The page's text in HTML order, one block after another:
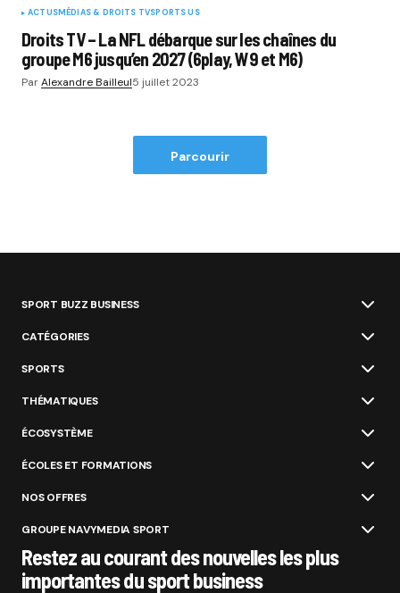
ACTUSMÉDIAS & DROITS TVSPORTS US
Droits TV – La NFL débarque sur les chaînes du
groupe M6 jusqu’en 2027 (6play, W9 et M6)
ParAlexandre Bailleul5 juillet 2023
Parcourir
SPORT BUZZ BUSINESS
CATÉGORIES
SPORTS
THÉMATIQUES
ÉCOSYSTÈME
ÉCOLES ET FORMATIONS
NOS OFFRES
GROUPE NAVYMEDIA SPORT
Restez au courant des nouvelles les plus
importantes du sport business